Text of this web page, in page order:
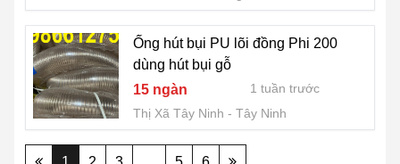
Ống hút bụi PU lõi đồng Phi 200
dùng hút bụi gỗ
15 ngàn
1 tuần trước
Thị Xã Tây Ninh
Tây Ninh